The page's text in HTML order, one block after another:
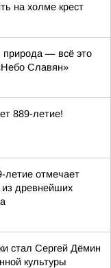
на холме крест
природа — всё это
Славян»
889-летие!
летие отмечает
древнейших
стал Сергей Дёмин
культуры